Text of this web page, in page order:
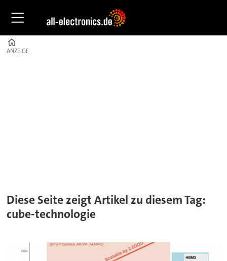
ANZEIGE
ANZEIGE
Diese Seite zeigt Artikel zu diesem Tag:
cube-technologie